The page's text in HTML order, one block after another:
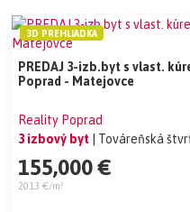
PREDAJ 3-izb.byt s vlast.
Poprad - Matejovce
Reality Poprad
3 izbový byt | Továreňská
155,000 €
2013 €/m²
3D PREHLIADKA